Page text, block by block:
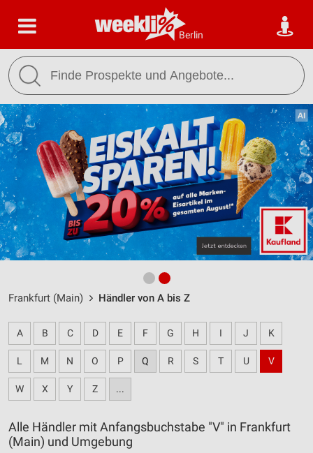
Berlin
Frankfurt (Main) Händler von A bis Z
A B C D E F G H I J K
L M N O P Q R S T U V
W X Y Z ...
Alle Händler mit Anfangsbuchstabe "V" in Frankfurt
(Main) und Umgebung